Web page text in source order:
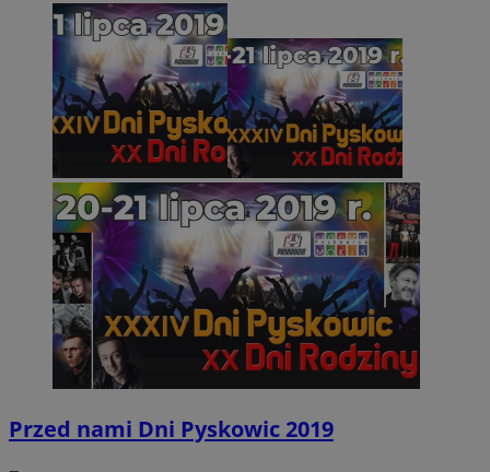
Przed nami Dni Pyskowic 2019